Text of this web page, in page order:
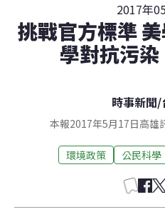
2017年
挑戰官方標準
學對抗污
時事新聞/
本報2017年5月17日高雄
環境政策 公民科學